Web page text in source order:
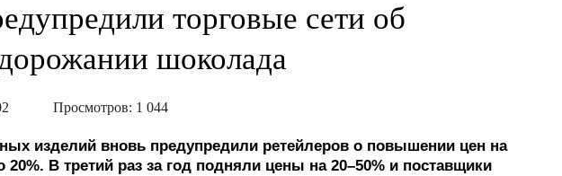
торговые сети об
шоколада
Просмотров: 1 044
изделий вновь предупредили ретейлеров о повышении цен на
В третий раз за год подняли цены на 20–50% и поставщики